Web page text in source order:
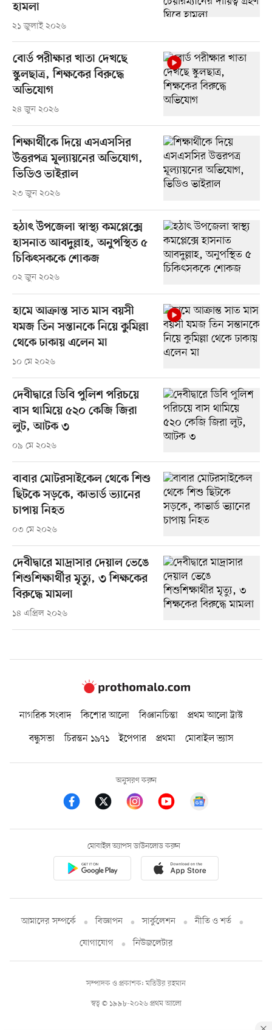
হামলা
২১ জুলাই ২০২৬
বোর্ড পরীক্ষার খাতা দেখছে
স্কুলছাত্র, শিক্ষকের বিরুদ্ধে
অভিযোগ
২৪ জুন ২০২৬
শিক্ষার্থীকে দিয়ে এসএসসির
উত্তরপত্র মূল্যায়নের অভিযোগ,
ভিডিও ভাইরাল
২৩ জুন ২০২৬
হঠাৎ উপজেলা স্বাস্থ্য কমপ্লেক্সে
হাসনাত আবদুল্লাহ, অনুপস্থিত ৫
চিকিৎসককে শোকজ
০২ জুন ২০২৬
হামে আক্রান্ত সাত মাস বয়সী
যমজ তিন সন্তানকে নিয়ে কুমিল্লা
থেকে ঢাকায় এলেন মা
১০ মে ২০২৬
দেবীদ্বারে ডিবি পুলিশ পরিচয়ে
বাস থামিয়ে ৫২০ কেজি জিরা
লুট, আটক ৩
০৯ মে ২০২৬
বাবার মোটরসাইকেল থেকে শিশু
ছিটকে সড়কে, কাভার্ড ভ্যানের
চাপায় নিহত
০৩ মে ২০২৬
দেবীদ্বারে মাদ্রাসার দেয়াল ভেঙে
শিশুশিক্ষার্থীর মৃত্যু, ৩ শিক্ষকের
বিরুদ্ধে মামলা
১৪ এপ্রিল ২০২৬
নাগরিক সংবাদ কিশোর আলো বিজ্ঞানচিন্তা
প্রথম আলো ট্রাস্ট
বন্ধুসভা
চিরন্তন ১৯৭১ ইপেপার প্রথমা মোবাইল ভ্যাস
অনুসরণ করুন
মোবাইল অ্যাপস ডাউনলোড করুন
আমাদের সম্পর্কে বিজ্ঞাপন সার্কুলেশন
নীতি ও শর্ত
যোগাযোগ
নিউজলেটার
স্বত্ব © ১৯৯৮-২০২৬ প্রথম আলো
সম্পাদক ও প্রকাশক: মতিউর রহমান